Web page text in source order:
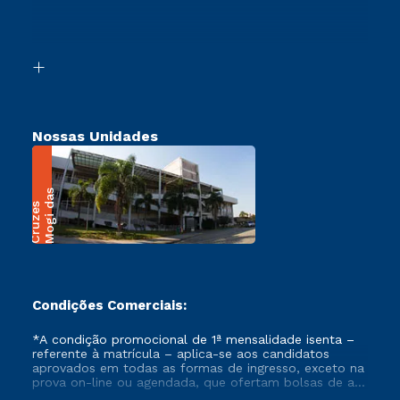
Transferência
Nossas Unidades
M
o
g
i
da
s
C
r
u
z
e
s
Condições Comerciais:
*A condição promocional de 1ª mensalidade isenta –
referente à matrícula – aplica-se aos candidatos
aprovados em todas as formas de ingresso, exceto na
prova on-line ou agendada, que ofertam bolsas de até